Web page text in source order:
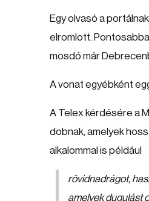
Egy olvasó a
elromlott.
mosdó már
A vonat egyébként
A Telex kérdésére a
dobnak, amelyek
alkalommal is például
rövidnadrágot,
amelyek dugulást